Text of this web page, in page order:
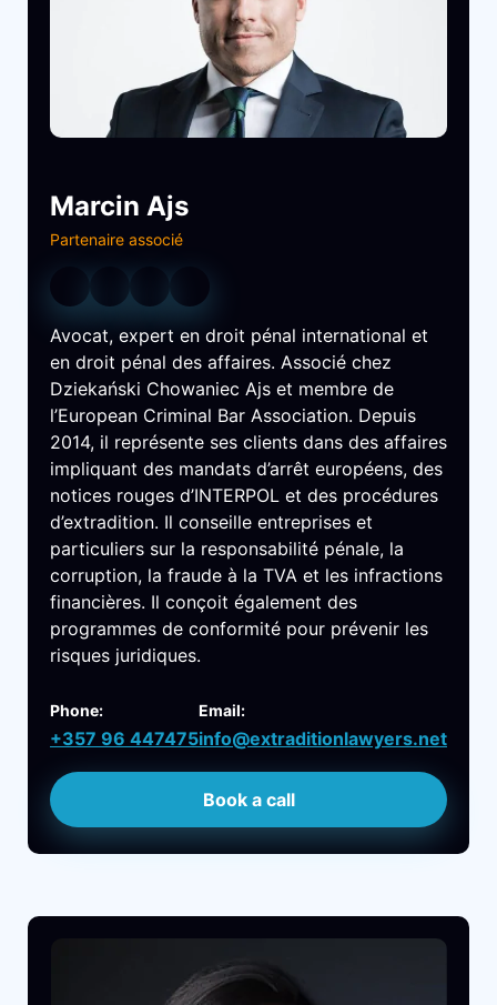
Marcin Ajs
Partenaire associé
Avocat, expert en droit pénal international et
en droit pénal des affaires. Associé chez
Dziekański Chowaniec Ajs et membre de
l’European Criminal Bar Association. Depuis
2014, il représente ses clients dans des affaires
impliquant des mandats d’arrêt européens, des
notices rouges d’INTERPOL et des procédures
d’extradition. Il conseille entreprises et
particuliers sur la responsabilité pénale, la
corruption, la fraude à la TVA et les infractions
financières. Il conçoit également des
programmes de conformité pour prévenir les
risques juridiques.
Phone:
+357 96 447475
Email:
info@extraditionlawyers.net
Book a call